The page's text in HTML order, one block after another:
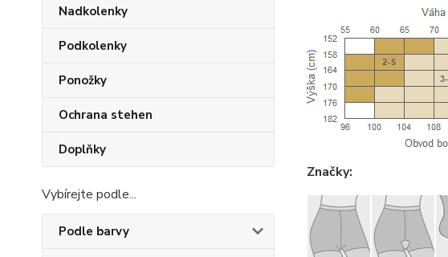
Nadkolenky
Podkolenky
Ponožky
Ochrana stehen
Doplňky
Vybírejte podle...
Podle barvy
Značky: